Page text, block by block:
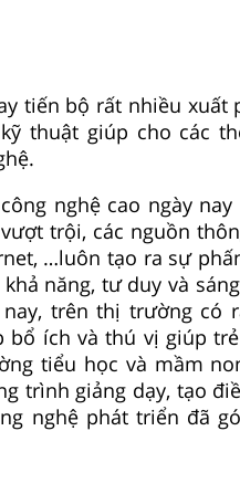
tiến bộ rất nhiều
thuật giúp cho các
nghệ cao ngày
trội, các nguồn
…luôn tạo ra sự
năng, tư duy và
trên thị trường có
bổ ích và thú vị giúp
tiểu học và mầm
trình giảng dạy, tạo
nghệ phát triển đã